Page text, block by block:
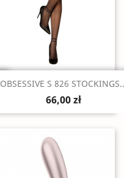
Szybki podgląd
OBSESSIVE S 826
66,00 zł